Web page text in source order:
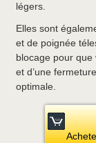
légers.
Elles sont
et de poignée
blocage pour
et d’une
optimale.